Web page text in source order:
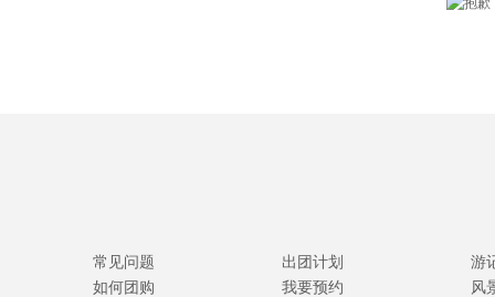
常见问题
如何团购
出团计划
我要预约
游
风